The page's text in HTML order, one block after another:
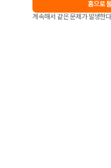
홈으로
계속해서 같은 문제가 발생한